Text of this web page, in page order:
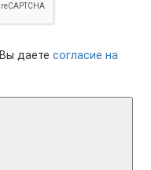
даете согласие на